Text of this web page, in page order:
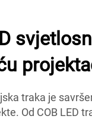
traka je
Od COB LED